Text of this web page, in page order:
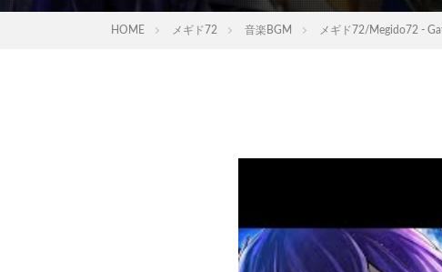
HOME メギド72 音楽BGM メギド72/Megido72 -